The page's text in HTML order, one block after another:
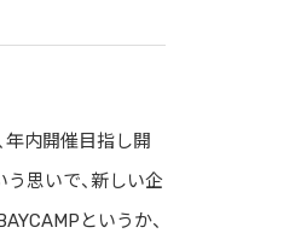
年内開催目指し開
思いで、新しい企
というか、